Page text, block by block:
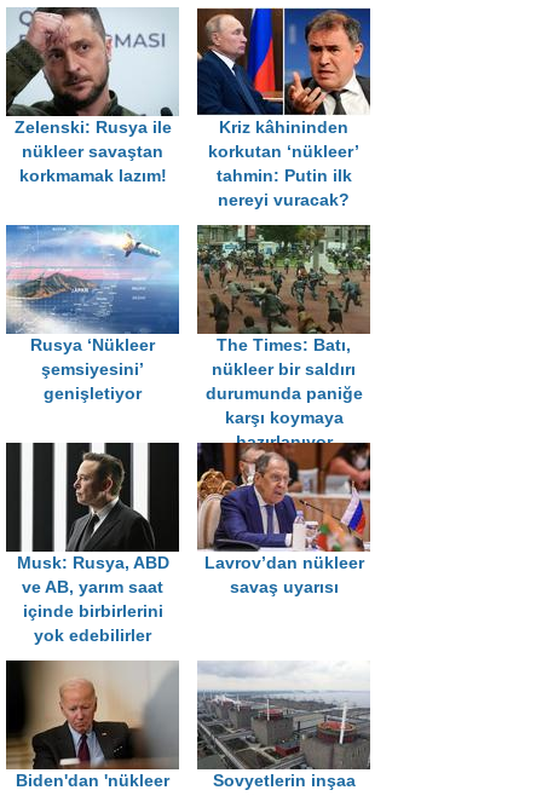
Zelenski: Rusya ile
nükleer savaştan
korkmamak lazım!
Kriz kâhininden
korkutan ‘nükleer’
tahmin: Putin ilk
nereyi vuracak?
Rusya ‘Nükleer
şemsiyesini’
genişletiyor
The Times: Batı,
nükleer bir saldırı
durumunda paniğe
karşı koymaya
hazırlanıyor
Musk: Rusya, ABD
ve AB, yarım saat
içinde birbirlerini
yok edebilirler
Lavrov’dan nükleer
savaş uyarısı
Biden'dan 'nükleer
Sovyetlerin inşaa